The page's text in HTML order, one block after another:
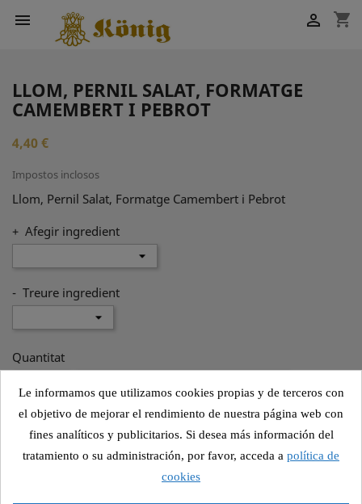
 shopping_cart

LLOM, PERNIL SALAT, FORMATGE
CAMEMBERT I PEBROT
4,40 €
Impostos inclosos
Llom, Pernil Salat, Formatge Camembert i Pebrot
+ Afegir ingredient
- Treure ingredient
Quantitat
 AFEGIR A LA COMANDA
Le informamos que utilizamos cookies propias y de terceros con
el objetivo de mejorar el rendimiento de nuestra página web con
fines analíticos y publicitarios. Si desea más información del
tratamiento o su administración, por favor, acceda a política de
cookies